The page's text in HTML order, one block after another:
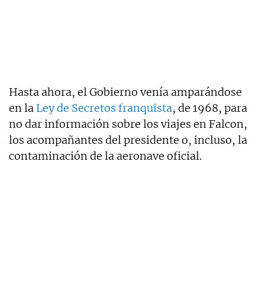
Hasta ahora, el Gobierno venía amparándose
en la Ley de Secretos franquista, de 1968, para
no dar información sobre los viajes en Falcon,
los acompañantes del presidente o, incluso, la
contaminación de la aeronave oficial.